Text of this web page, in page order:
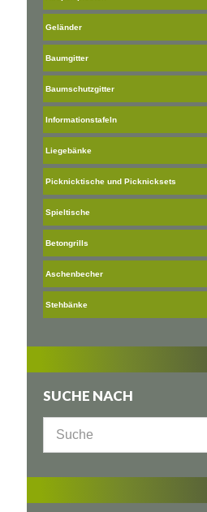
Geländer
Baumgitter
Baumschutzgitter
Informationstafeln
Liegebänke
Picknicktische und Picknicksets
Spieltische
Betongrills
Aschenbecher
Stehbänke
SUCHE NACH